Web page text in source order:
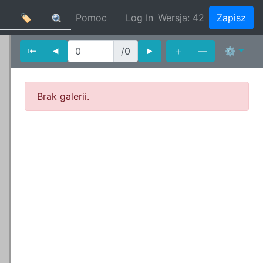
🏷 Pomoc Log In Wersja: 42 Zapisz
⇤ ⯇ /0 ⯈ ＋ — ⚙
Brak galerii.